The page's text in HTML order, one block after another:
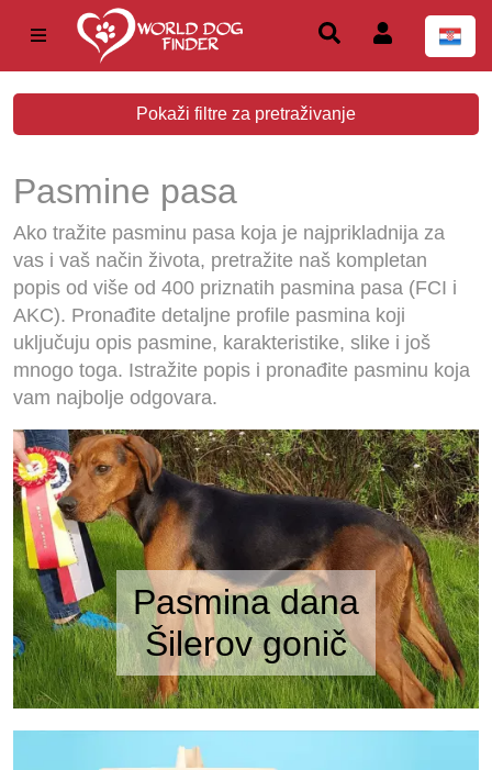
Pokaži filtre za pretraživanje
Pasmine pasa
Ako tražite pasminu pasa koja je najprikladnija za
vas i vaš način života, pretražite naš kompletan
popis od više od 400 priznatih pasmina pasa (FCI i
AKC). Pronađite detaljne profile pasmina koji
uključuju opis pasmine, karakteristike, slike i još
mnogo toga. Istražite popis i pronađite pasminu koja
vam najbolje odgovara.
Pasmina dana
Šilerov gonič